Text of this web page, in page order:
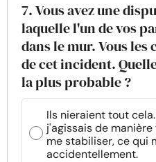
7. Vous avez une
laquelle l'un de vos
dans le mur. Vous
de cet incident.
la plus probable ?
Ils nieraient tout
j'agissais de
me stabiliser, ce qui
accidentellement.